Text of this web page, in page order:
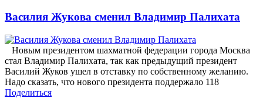
Василия Жукова сменил Владимир Палихата
Новым президентом шахматной федерации города Москва
стал Владимир Палихата, так как предыдущий президент
Василий Жуков ушел в отставку по собственному желанию.
Надо сказать, что нового президента поддержало 118
Поделиться